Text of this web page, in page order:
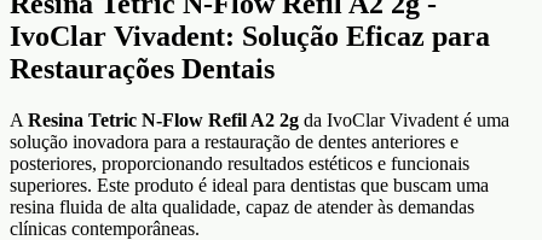
IvoClar Vivadent: Solução Eficaz para
Restaurações Dentais
A Resina Tetric N-Flow Refil A2 2g da IvoClar Vivadent é uma
solução inovadora para a restauração de dentes anteriores e
posteriores, proporcionando resultados estéticos e funcionais
superiores. Este produto é ideal para dentistas que buscam uma
resina fluida de alta qualidade, capaz de atender às demandas
clínicas contemporâneas.